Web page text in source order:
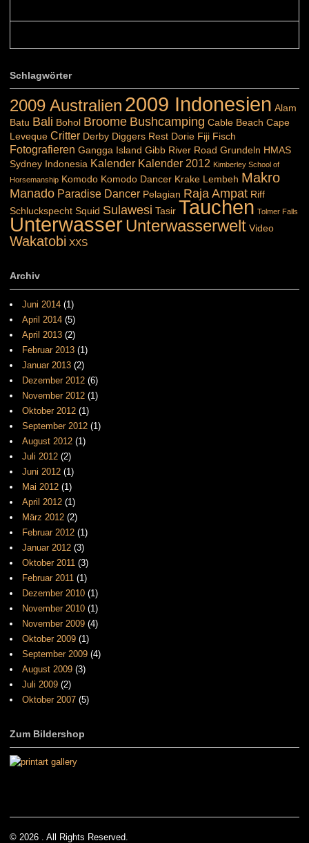
Schlagwörter
2009 Australien 2009 Indonesien Alam
Batu Bali Bohol Broome Bushcamping Cable Beach Cape
Leveque Critter Derby Diggers Rest Dorie Fiji Fisch
Fotografieren Gangga Island Gibb River Road Grundeln HMAS
Sydney Indonesia Kalender Kalender 2012 Kimberley School of
Horsemanship Komodo Komodo Dancer Krake Lembeh Makro
Manado Paradise Dancer Pelagian Raja Ampat Riff
Schluckspecht Squid Sulawesi Tasir Tauchen Tolmer Falls
UnterwasserUnterwasserwelt Video
Wakatobi XXS
Archiv
Juni 2014 (1)
April 2014 (5)
April 2013 (2)
Februar 2013 (1)
Januar 2013 (2)
Dezember 2012 (6)
November 2012 (1)
Oktober 2012 (1)
September 2012 (1)
August 2012 (1)
Juli 2012 (2)
Juni 2012 (1)
Mai 2012 (1)
April 2012 (1)
März 2012 (2)
Februar 2012 (1)
Januar 2012 (3)
Oktober 2011 (3)
Februar 2011 (1)
Dezember 2010 (1)
November 2010 (1)
November 2009 (4)
Oktober 2009 (1)
September 2009 (4)
August 2009 (3)
Juli 2009 (2)
Oktober 2007 (5)
Zum Bildershop
© 2026 . All Rights Reserved.